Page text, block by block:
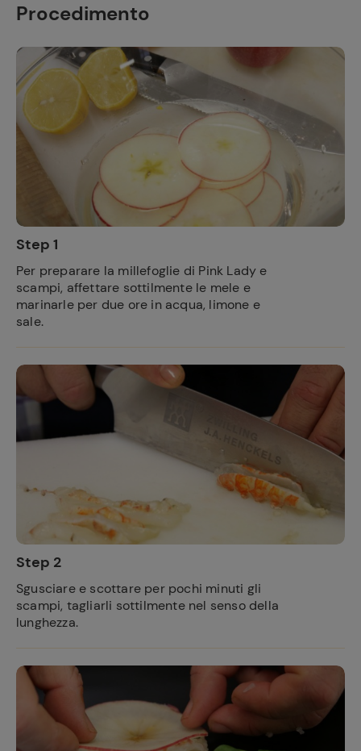
Procedimento
Step 1
Per preparare la millefoglie di Pink Lady e
scampi, affettare sottilmente le mele e
marinarle per due ore in acqua, limone e
sale.
Step 2
Sgusciare e scottare per pochi minuti gli
scampi, tagliarli sottilmente nel senso della
lunghezza.